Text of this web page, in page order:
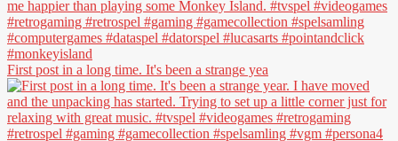
First post in a long time. It's been a strange yea